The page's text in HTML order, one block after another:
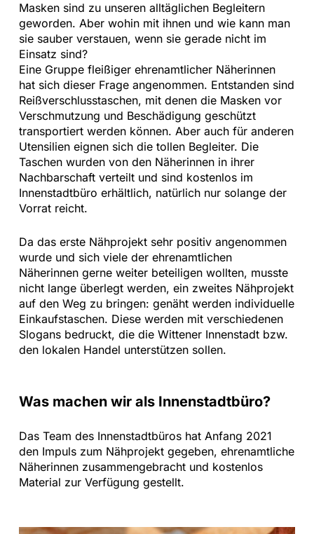
Masken sind zu unseren alltäglichen Begleitern
geworden. Aber wohin mit ihnen und wie kann man
sie sauber verstauen, wenn sie gerade nicht im
Einsatz sind?
Eine Gruppe fleißiger ehrenamtlicher Näherinnen
hat sich dieser Frage angenommen. Entstanden sind
Reißverschlusstaschen, mit denen die Masken vor
Verschmutzung und Beschädigung geschützt
transportiert werden können. Aber auch für anderen
Utensilien eignen sich die tollen Begleiter. Die
Taschen wurden von den Näherinnen in ihrer
Nachbarschaft verteilt und sind kostenlos im
Innenstadtbüro erhältlich, natürlich nur solange der
Vorrat reicht.
Da das erste Nähprojekt sehr positiv angenommen
wurde und sich viele der ehrenamtlichen
Näherinnen gerne weiter beteiligen wollten, musste
nicht lange überlegt werden, ein zweites Nähprojekt
auf den Weg zu bringen: genäht werden individuelle
Einkaufstaschen. Diese werden mit verschiedenen
Slogans bedruckt, die die Wittener Innenstadt bzw.
den lokalen Handel unterstützen sollen.
Was machen wir als Innenstadtbüro?
Das Team des Innenstadtbüros hat Anfang 2021
den Impuls zum Nähprojekt gegeben, ehrenamtliche
Näherinnen zusammengebracht und kostenlos
Material zur Verfügung gestellt.